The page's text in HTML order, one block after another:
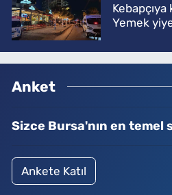
Kebapçıya
Yemek
Anket
Sizce Bursa'nın en temel
Ankete Katıl